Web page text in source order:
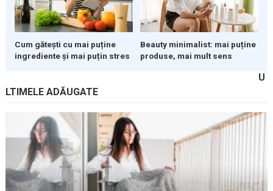
Cum gătești cu mai puține
ingrediente și mai puțin stres
Beauty minimalist: mai puține
produse, mai mult sens
U
LTIMELE ADĂUGATE